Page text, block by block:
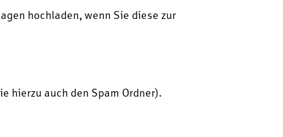
hochladen, wenn Sie diese zur
hierzu auch den Spam Ordner).